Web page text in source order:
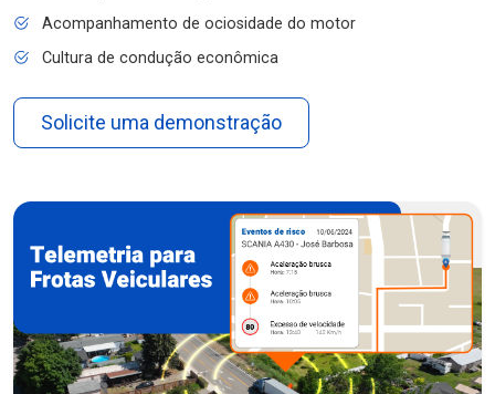
Acompanhamento de ociosidade do motor
Cultura de condução econômica
Solicite uma demonstração